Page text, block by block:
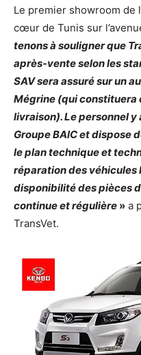
Le premier showroom de
cœur de Tunis sur
tenons à souligner que
après-vente selon les
SAV sera assuré sur un
Mégrine (qui constituera
livraison). Le personnel
Groupe BAIC et dispose
le plan technique et
réparation des véhicules
disponibilité des pièces
continue et régulière » a
TransVet.